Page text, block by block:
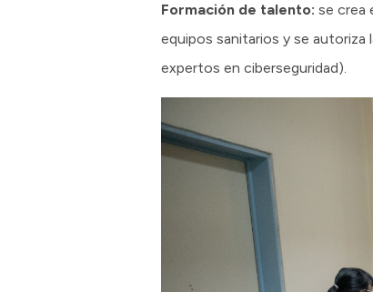
Formación de talento: se crea
equipos sanitarios y se
expertos en ciberseguridad).